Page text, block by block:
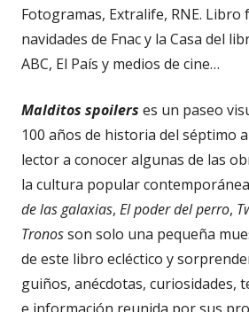
Fotogramas, Extralife, RNE.
navidades de Fnac y la Casa del
ABC, El País y medios de cine…
Malditos spoilers es un paseo
100 años de historia del séptimo
lector a conocer algunas de las
la cultura popular
de las galaxias, El poder del perro,
Tronosson solo una pequeña
de este libro ecléctico y
guiños, anécdotas, curiosidades,